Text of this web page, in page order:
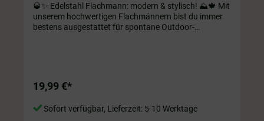
🥃✨ Edelstahl Flachmann: modern & stylisch! ⛰️🍁 Mit
unserem hochwertigen Flachmännern bist du immer
bestens ausgestattet für spontane Outdoor-
Motiv. Inhalt ca. 180 ml
19,99 €*
Sofort verfügbar, Lieferzeit: 5-10 Werktage